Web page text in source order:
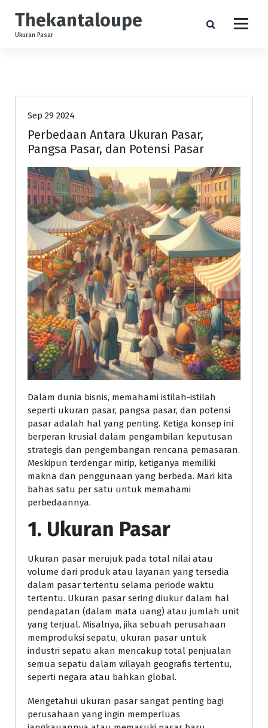
Thekantaloupe
Ukuran Pasar
Sep 29 2024
Perbedaan Antara Ukuran Pasar,
Pangsa Pasar, dan Potensi Pasar
Dalam dunia bisnis, memahami istilah-istilah
seperti ukuran pasar, pangsa pasar, dan potensi
pasar adalah hal yang penting. Ketiga konsep ini
berperan krusial dalam pengambilan keputusan
strategis dan pengembangan rencana pemasaran.
Meskipun terdengar mirip, ketiganya memiliki
makna dan penggunaan yang berbeda. Mari kita
bahas satu per satu untuk memahami
perbedaannya.
1. Ukuran Pasar
Ukuran pasar merujuk pada total nilai atau
volume dari produk atau layanan yang tersedia
dalam pasar tertentu selama periode waktu
tertentu. Ukuran pasar sering diukur dalam hal
pendapatan (dalam mata uang) atau jumlah unit
yang terjual. Misalnya, jika sebuah perusahaan
memproduksi sepatu, ukuran pasar untuk
industri sepatu akan mencakup total penjualan
semua sepatu dalam wilayah geografis tertentu,
seperti negara atau bahkan global.
Mengetahui ukuran pasar sangat penting bagi
perusahaan yang ingin memperluas